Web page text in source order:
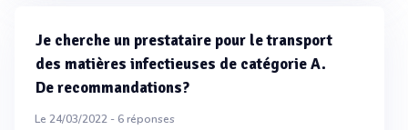
Je cherche un prestataire pour le transport
des matières infectieuses de catégorie A.
De recommandations?
Le 24/03/2022 - 6réponses